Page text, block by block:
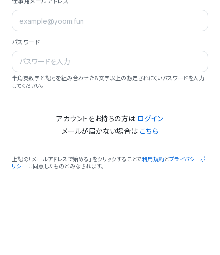
パスワード
半角英数字と記号を組み合わせた8文字以上の想定されにくいパスワードを入力
してください。
アカウントをお持ちの方は ログイン
メールが届かない場合は こちら
上記の「メールアドレスで始める」をクリックすることで利用規約 とプライバシーポ
リシーに同意したものとみなされます。